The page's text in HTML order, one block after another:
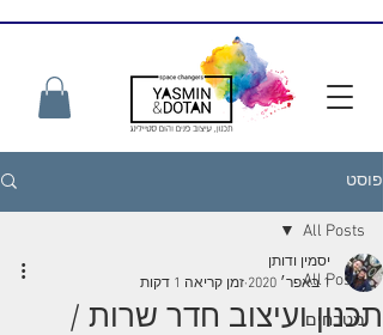
פוסט
All Posts
מטבחים
All Posts
תכנון ועיצוב חדר שרות /
יסמין ודותן
1 באפר׳ 2020
זמן קריאה 1 דקות